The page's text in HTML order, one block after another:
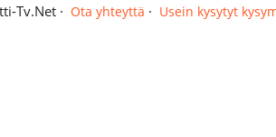
Tv.Net ·Ota yhteyttä · Usein kysytyt